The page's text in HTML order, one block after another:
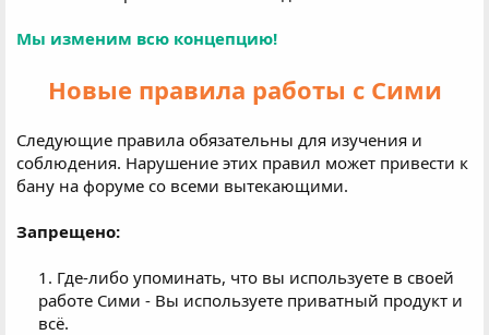
Мы изменим всю концепцию!
Новые правила работы с Сими
Следующие правила обязательны для изучения и
соблюдения. Нарушение этих правил может привести к
бану на форуме со всеми вытекающими.
Запрещено:
1. Где-либо упоминать, что вы используете в своей
работе Сими - Вы используете приватный продукт и
всё.​